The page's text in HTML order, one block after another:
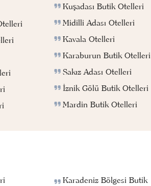
Kuşadası Butik Otelleri
Midilli Adası Otelleri
Kavala Otelleri
Karaburun Butik Otelleri
Sakız Adası Otelleri
İznik Gölü Butik Otelleri
Mardin Butik Otelleri
Karadeniz Bölgesi Butik